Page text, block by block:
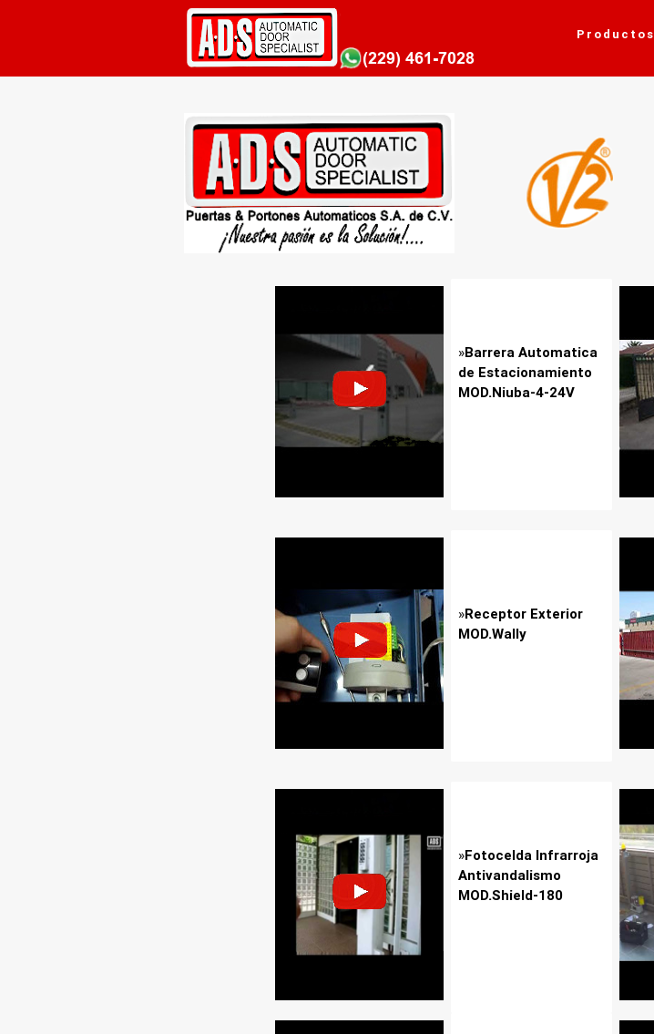
Productos
»Barrera Automatica
de Estacionamiento
MOD.Niuba-4-24V
»Receptor Exterior
MOD.Wally
»Fotocelda Infrarroja
Antivandalismo
MOD.Shield-180